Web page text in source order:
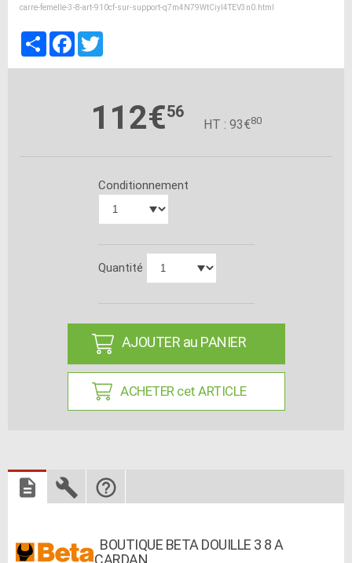
carre-femelle-3-8-art-910cf-sur-support-q7m4N79WtCiyl4TEV3n0.html
PartagerFacebook
112€56
HT : 93€80
Conditionnement
Quantité
AJOUTER au PANIER
ACHETER cet ARTICLE
BOUTIQUE BETA DOUILLE 3 8 A